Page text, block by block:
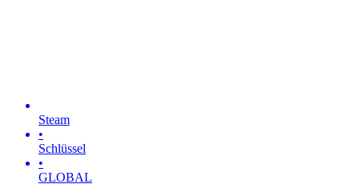
Steam
•
Schlüssel
•
GLOBAL